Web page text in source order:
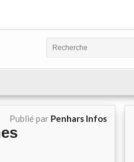
Publié par Penhars Infos